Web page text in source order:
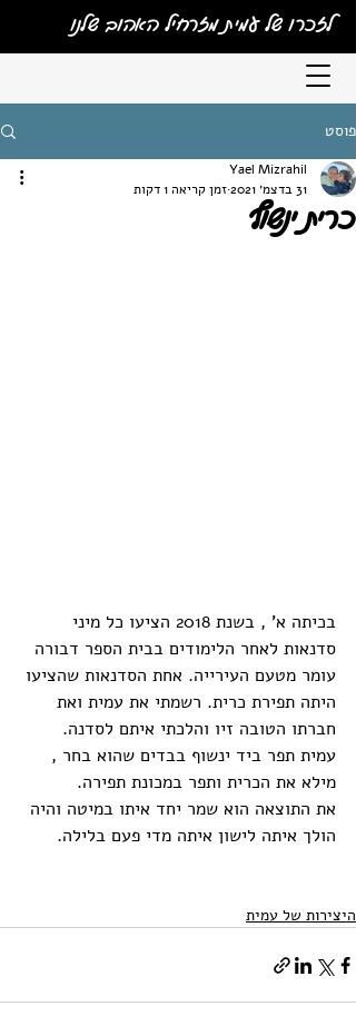
לזכרו של עמית מזרחיל האהוב שלנו
פוסט
כרית ינשוף
Yael Mizrahil
31 בדצמ׳ 2021
זמן קריאה 1 דקות
בכיתה א' , בשנת 2018 הציעו כל מיני
סדנאות לאחר הלימודים בבית הספר דבורה
עומר מטעם העירייה. אחת הסדנאות שהציעו
היתה תפירת כרית. רשמתי את עמית ואת
חברתו הטובה זיו והלכתי איתם לסדנה.
עמית תפר ביד ינשוף בבדים שהוא בחר ,
מילא את הכרית ותפר במכונת תפירה.
את התוצאה הוא שמר יחד איתו במיטה והיה
הולך איתה לישון איתה מדי פעם בלילה.
היצירות של עמית